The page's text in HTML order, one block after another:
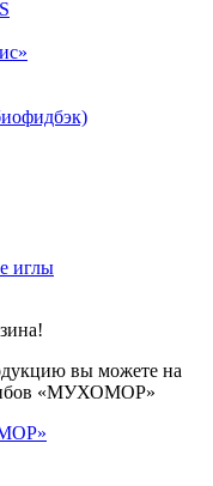
иглы
вы можете на
«МУХОМОР»